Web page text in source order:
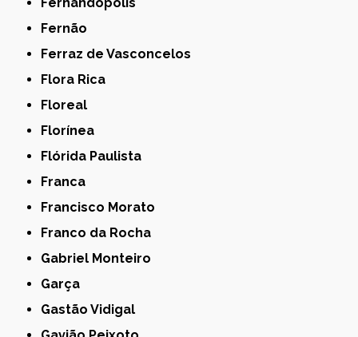
Fernão
Ferraz de Vasconcelos
Flora Rica
Floreal
Florínea
Flórida Paulista
Franca
Francisco Morato
Franco da Rocha
Gabriel Monteiro
Garça
Gastão Vidigal